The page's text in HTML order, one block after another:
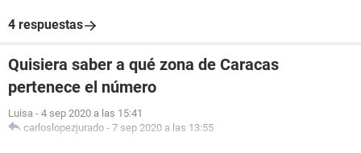
4 respuestas
Quisiera saber a qué zona de Caracas
pertenece el número
Luisa - 4 sep 2020 a las 15:41
carloslopezjurado - 7 sep 2020 a las 13:55